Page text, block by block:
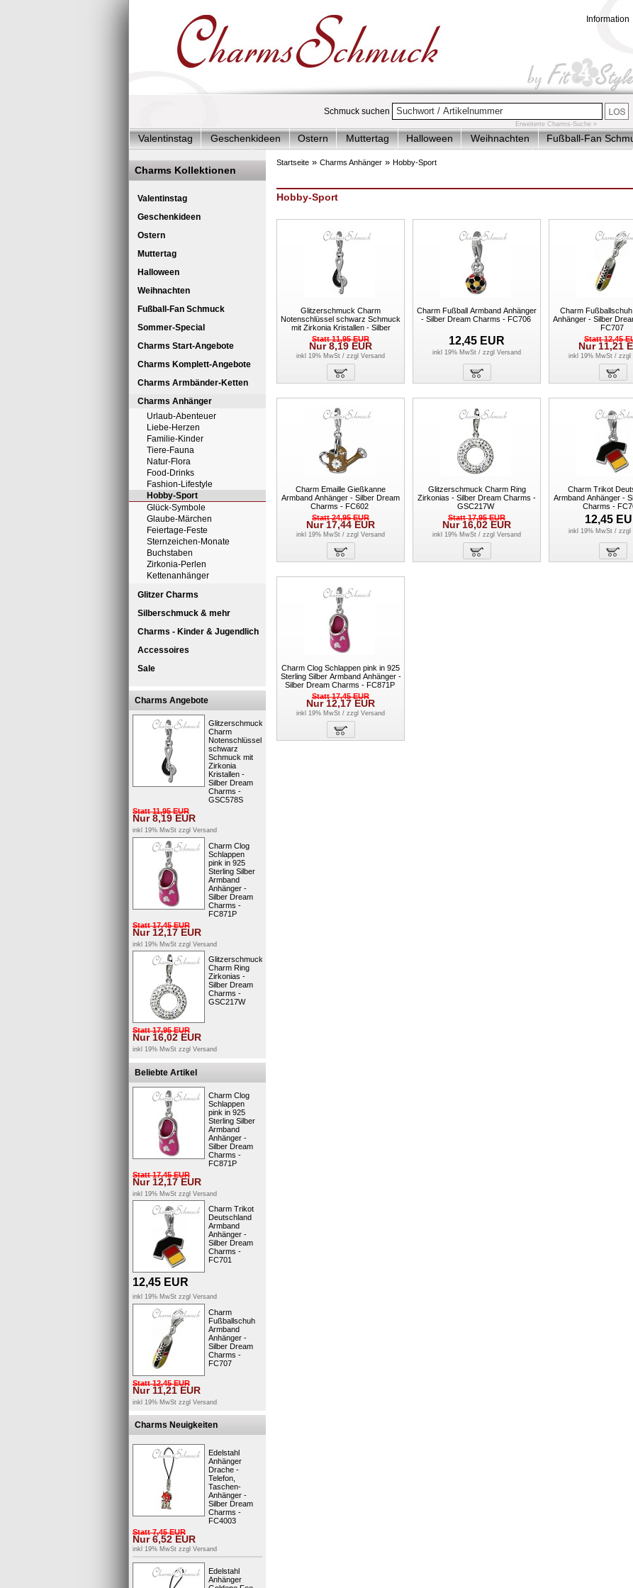
Information
Schmuck suchen
Erweiterte Charms-Suche »
Valentinstag Geschenkideen Ostern Muttertag Halloween Weihnachten Fußball-Fan
Charms Start-Angebote
Charms Komplett-Angebote Charms Armbänder-Ketten
Silberschmuck & mehr
Charms - Kinder & Jugendlich
Charms Kollektionen
Valentinstag
Geschenkideen
Ostern
Muttertag
Halloween
Weihnachten
Fußball-Fan Schmuck
Sommer-Special
Charms Start-Angebote
Charms Komplett-Angebote
Charms Armbänder-Ketten
Charms Anhänger
Urlaub-Abenteuer
Liebe-Herzen
Familie-Kinder
Tiere-Fauna
Natur-Flora
Food-Drinks
Fashion-Lifestyle
Hobby-Sport
Glück-Symbole
Glaube-Märchen
Feiertage-Feste
Sternzeichen-Monate
Buchstaben
Zirkonia-Perlen
Kettenanhänger
Glitzer Charms
Silberschmuck & mehr
Charms - Kinder & Jugendlich
Accessoires
Sale
Charms Angebote
Glitzerschmuck
Charm
Notenschlüssel
schwarz
Schmuck mit
Zirkonia
Kristallen -
Silber Dream
Charms -
GSC578S
Statt11,95EUR
Nur8,19 EUR
inkl 19% MwSt zzgl Versand
Charm Clog
Schlappen
pink in 925
Sterling Silber
Armband
Anhänger -
Silber Dream
Charms -
FC871P
Statt17,45EUR
Nur12,17EUR
inkl 19% MwSt zzgl Versand
Glitzerschmuck
Charm Ring
Zirkonias -
Silber Dream
Charms -
GSC217W
Statt17,95EUR
Nur 16,02 EUR
inkl 19% MwSt zzgl Versand
Beliebte Artikel
Charm Clog
Schlappen
pink in 925
Sterling Silber
Armband
Anhänger -
Silber Dream
Charms -
FC871P
Statt17,45EUR
Nur12,17EUR
inkl 19% MwSt zzgl Versand
Charm Trikot
Deutschland
Armband
Anhänger -
Silber Dream
Charms -
FC701
12,45 EUR
inkl 19% MwSt zzgl Versand
Charm
Fußballschuh
Armband
Anhänger -
Silber Dream
Charms -
FC707
Statt12,45EUR
Nur11,21EUR
inkl 19% MwSt zzgl Versand
Charms Neuigkeiten
Edelstahl
Anhänger
Drache -
Telefon,
Taschen-
Anhänger -
Silber Dream
Charms -
FC4003
Statt7,45EUR
Nur6,52 EUR
inkl 19% MwSt zzgl Versand
Edelstahl
Anhänger
Startseite » Charms Anhänger » Hobby-Sport
Hobby-Sport
Glitzerschmuck Charm
Notenschlüssel schwarz Schmuck
mit Zirkonia Kristallen - Silber
Dream Charms - GSC578S
Statt11,95EUR
Nur8,19EUR
inkl 19% MwSt / zzgl Versand
Charm Fußball Armband Anhänger
- Silber Dream Charms - FC706
12,45 EUR
inkl 19% MwSt / zzgl Versand
Charm
Anhänger - Silber
FC707
Statt12,45
Nur11,21
inkl 19% MwSt / zzgl
Charm Emaille Gießkanne
Armband Anhänger - Silber Dream
Charms - FC602
Statt24,95EUR
Nur17,44EUR
inkl 19% MwSt / zzgl Versand
Glitzerschmuck Charm Ring
Zirkonias - Silber Dream Charms -
GSC217W
Statt17,95EUR
Nur16,02EUR
inkl 19% MwSt / zzgl Versand
Charm Trikot
Armband Anhänger -
Charms -
12,45
inkl 19% MwSt / zzgl
Charm Clog Schlappen pink in 925
Sterling Silber Armband Anhänger -
Silber Dream Charms - FC871P
Statt17,45EUR
Nur12,17EUR
inkl 19% MwSt / zzgl Versand